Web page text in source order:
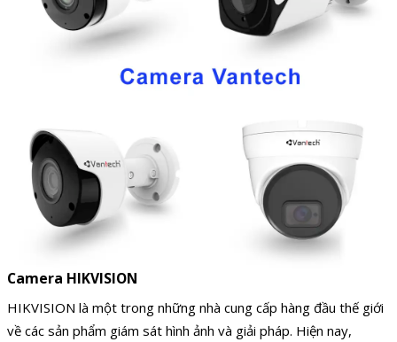
Camera HIKVISION
HIKVISION là một trong những nhà cung cấp hàng đầu thế giới
về các sản phẩm giám sát hình ảnh và giải pháp. Hiện nay,